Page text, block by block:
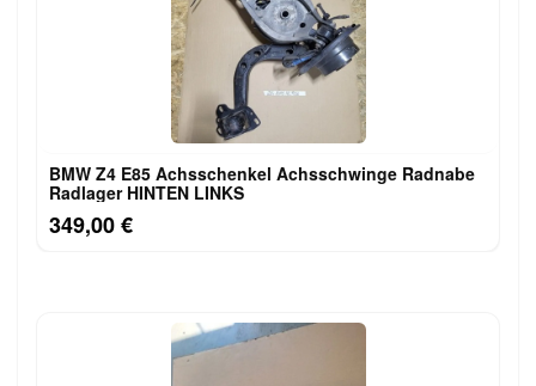
BMW Z4 E85 Achsschenkel Achsschwinge Radnabe
Radlager HINTEN LINKS
349,00 €